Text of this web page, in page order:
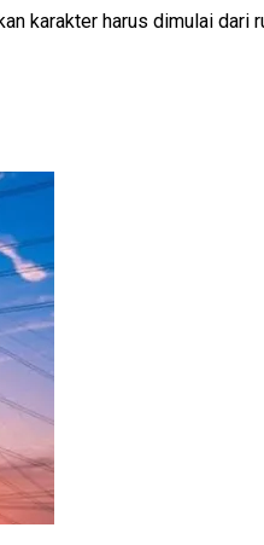
karakter harus dimulai